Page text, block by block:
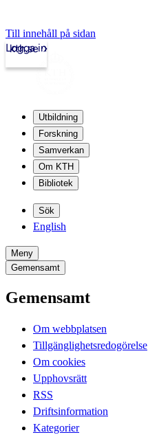
Till innehåll på sidan
kth.se
Logga in
Utbildning
Forskning
Samverkan
Om KTH
Bibliotek
Sök
English
Meny
Gemensamt
Gemensamt
Om webbplatsen
Tillgänglighetsredogörelse
Om cookies
Upphovsrätt
RSS
Driftsinformation
Kategorier